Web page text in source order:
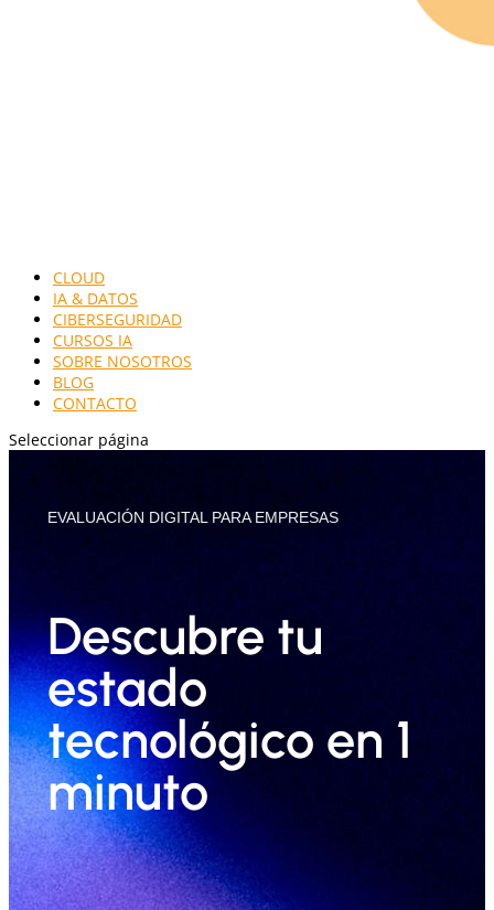
CLOUD
IA & DATOS
CIBERSEGURIDAD
CURSOS IA
SOBRE NOSOTROS
BLOG
CONTACTO
Seleccionar página
EVALUACIÓN DIGITAL PARA EMPRESAS
Descubre tu
estado
tecnológico en 1
minuto